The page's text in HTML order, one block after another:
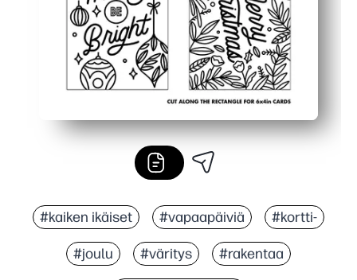
#kaiken ikäiset #vapaapäiviä #kortti-
#joulu #väritys #rakentaa